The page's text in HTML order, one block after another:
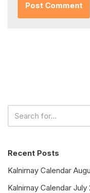
Recent Posts
Kalnirnay Calendar
Kalnirnay Calendar July